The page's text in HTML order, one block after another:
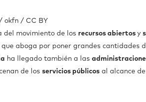
okfn / CC BY
del movimiento de los recursos abiertos y
aboga por poner grandes cantidades
ha llegado también a las
de los servicios públicos al alcance